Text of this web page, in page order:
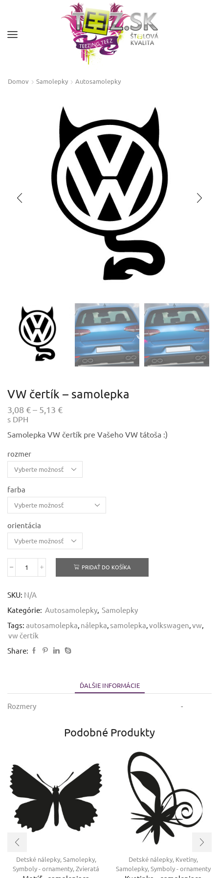
Domov Samolepky Autosamolepky
VW čertík – samolepka
3,08 €– 5,13 €Price
3,08 €
through
s DPH
Samolepka VW čertík pre Vašeho VW tátoša :)
rozmer
farba
orientácia
množstvo
VW
-
samolepka
PRIDAŤ DO KOŠÍKA
SKU: N/A
Kategórie: Autosamolepky Samolepky
Tags: autosamolepka nálepka samolepka volkswagen vw
vw čertík
Share:
ĎALŠIE INFORMÁCIE
Rozmery -
Podobné Produkty
Detské nálepky,Samolepky,
Symboly - ornamenty,Zvieratá
Detské nálepky, Kvetiny,
Samolepky,Symboly - ornamenty